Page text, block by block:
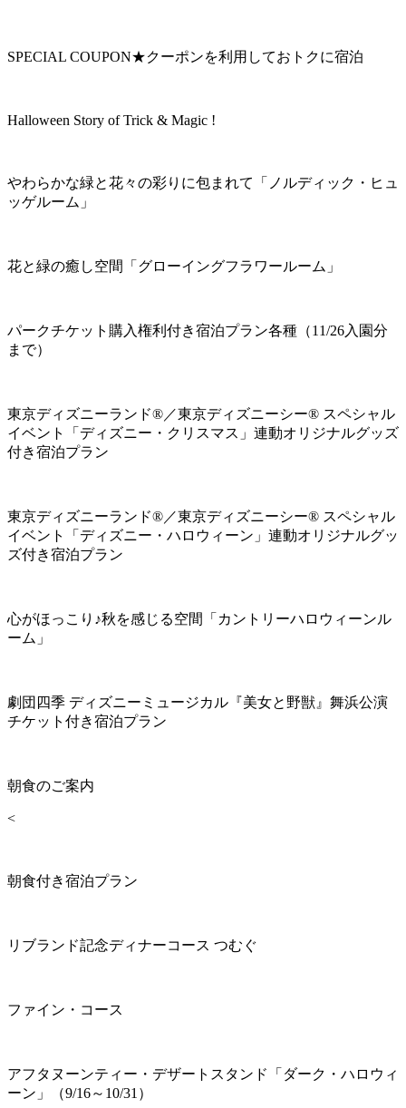
SPECIAL COUPON★クーポンを利用しておトクに宿泊
Halloween Story of Trick & Magic !
やわらかな緑と花々の彩りに包まれて「ノルディック・ヒュ
ッゲルーム」
花と緑の癒し空間「グローイングフラワールーム」
パークチケット購入権利付き宿泊プラン各種（11/26入園分
まで）
東京ディズニーランド®／東京ディズニーシー® スペシャル
イベント「ディズニー・クリスマス」連動オリジナルグッズ
付き宿泊プラン
東京ディズニーランド®／東京ディズニーシー® スペシャル
イベント「ディズニー・ハロウィーン」連動オリジナルグッ
ズ付き宿泊プラン
心がほっこり♪秋を感じる空間「カントリーハロウィーンル
ーム」
劇団四季 ディズニーミュージカル『美女と野獣』舞浜公演
チケット付き宿泊プラン
朝食のご案内
<
朝食付き宿泊プラン
リブランド記念ディナーコース つむぐ
ファイン・コース
アフタヌーンティー・デザートスタンド「ダーク・ハロウィ
ーン」（9/16～10/31）